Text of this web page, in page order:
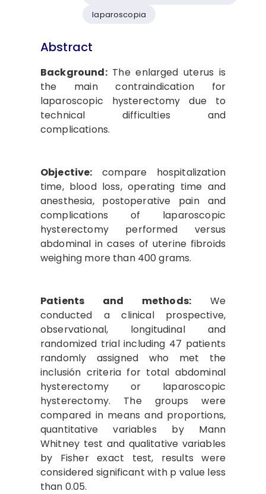
laparoscopia
Abstract
Background:The enlarged uterus is
the main contraindication for
laparoscopic hysterectomy due to
technical difficulties and
complications.
Objective: compare hospitalization
time, blood loss, operating time and
anesthesia, postoperative pain and
complications of laparoscopic
hysterectomy performed versus
abdominal in cases of uterine fibroids
weighing more than 400 grams.
Patients and methods: We
conducted a clinical prospective,
observational, longitudinal and
randomized trial including 47 patients
randomly assigned who met the
inclusión criteria for total abdominal
hysterectomy or laparoscopic
hysterectomy. The groups were
compared in means and proportions,
quantitative variables by Mann
Whitney test and qualitative variables
by Fisher exact test, results were
considered significant with p value less
than 0.05.